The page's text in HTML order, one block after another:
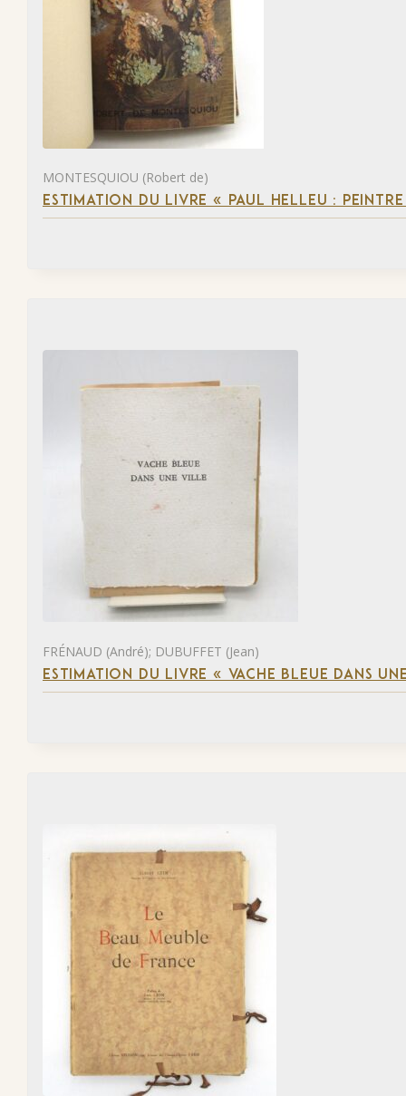
MONTESQUIOU (Robert de)
ESTIMATION DU LIVRE « PAUL HELLEU :
FRÉNAUD (André); DUBUFFET (Jean)
ESTIMATION DU LIVRE « VACHE BLEUE DANS